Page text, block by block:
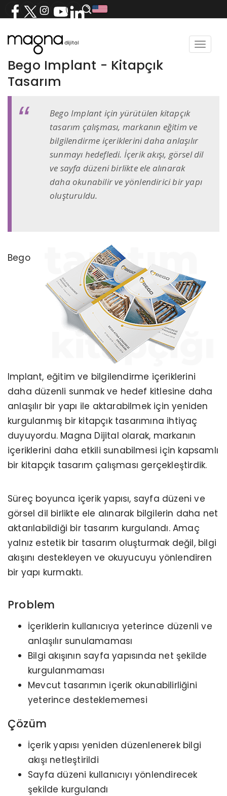
Toggle
Bego Implant - Kitapçık
Tasarım
Bego Implant için yürütülen kitapçık
tasarım çalışması, markanın eğitim ve
bilgilendirme içeriklerini daha anlaşılır
sunmayı hedefledi. İçerik akışı, görsel dil
ve sayfa düzeni birlikte ele alınarak
daha okunabilir ve yönlendirici bir yapı
oluşturuldu.
Bego
Implant, eğitim ve bilgilendirme içeriklerini
daha düzenli sunmak ve hedef kitlesine daha
anlaşılır bir yapı ile aktarabilmek için yeniden
kurgulanmış bir kitapçık tasarımına ihtiyaç
duyuyordu. Magna Dijital olarak, markanın
içeriklerini daha etkili sunabilmesi için kapsamlı
bir kitapçık tasarım çalışması gerçekleştirdik.
Süreç boyunca içerik yapısı, sayfa düzeni ve
görsel dil birlikte ele alınarak bilgilerin daha net
aktarılabildiği bir tasarım kurgulandı. Amaç
yalnız estetik bir tasarım oluşturmak değil, bilgi
akışını destekleyen ve okuyucuyu yönlendiren
bir yapı kurmaktı.
Problem
İçeriklerin kullanıcıya yeterince düzenli ve
anlaşılır sunulamaması
Bilgi akışının sayfa yapısında net şekilde
kurgulanmaması
Mevcut tasarımın içerik okunabilirliğini
yeterince desteklememesi
Çözüm
İçerik yapısı yeniden düzenlenerek bilgi
akışı netleştirildi
Sayfa düzeni kullanıcıyı yönlendirecek
şekilde kurgulandı